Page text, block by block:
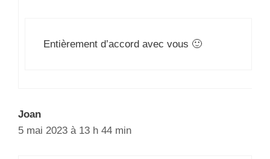
Entièrement d’accord avec vous 🙂
Joan
5 mai 2023 à 13 h 44 min